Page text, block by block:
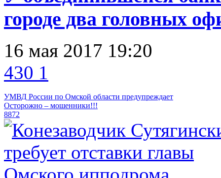
городе два головных
16 мая 2017 19:20
430 1
УМВД России по Омской области предупреждает
Осторожно – мошенники!!!
8872